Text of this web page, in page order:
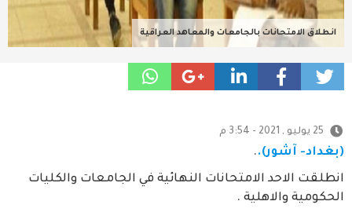
انطلاق الامتحانات بالجامعات والمعاهد العراقية
25 يوليو , 2021 - 3:54 م
(بغداد- آشور)..
انطلقت الاحد الامتحانات النهائية في الجامعات والكليات
الحكومية والاهلية .